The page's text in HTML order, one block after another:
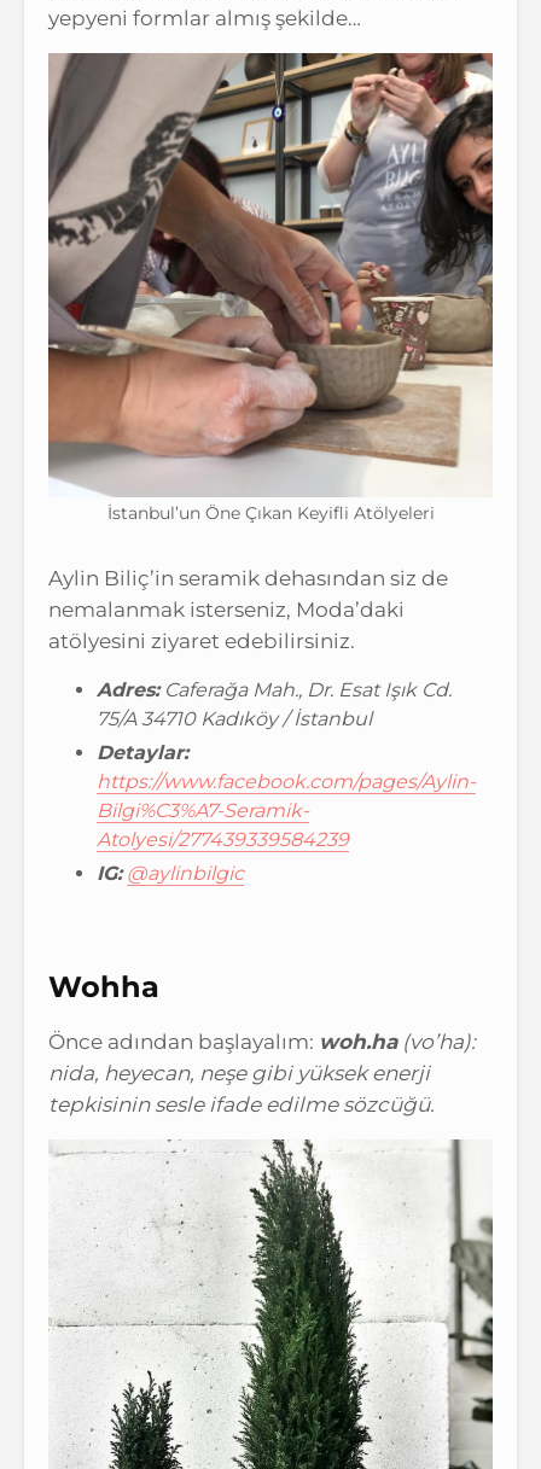
yepyeni formlar almış şekilde…
İstanbul’un Öne Çıkan Keyifli Atölyeleri
Aylin Biliç’in seramik dehasından siz de
nemalanmak isterseniz, Moda’daki
atölyesini ziyaret edebilirsiniz.
Adres:Caferağa Mah., Dr. Esat Işık Cd.
75/A 34710 Kadıköy / İstanbul
Detaylar:
https://www.facebook.com/pages/Aylin-
Bilgi%C3%A7-Seramik-
Atolyesi/277439339584239
IG: @aylinbilgic
Wohha
Önce adından başlayalım: woh.ha(vo’ha):
nida, heyecan, neşe gibi yüksek enerji
tepkisinin sesle ifade edilme sözcüğü.